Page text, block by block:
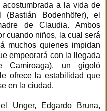
a la vida de
Bodenhöfer), el
de Claudia. Ambos
cuando niños, la cual será
muchos quienes impidan
empeorará con la llegada
Camiroaga), un gigoló
ofrece la estabilidad que
en la ciudad.
Unger, Edgardo Bruna,